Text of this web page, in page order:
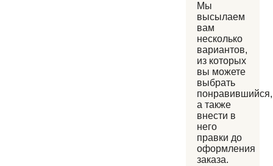
Мы
высылаем
вам
несколько
вариантов,
из которых
вы можете
выбрать
понравившийся,
а также
внести в
него
правки до
оформления
заказа.